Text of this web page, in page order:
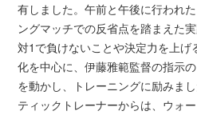
有しました。午前と午後に行われ
ングマッチでの反省点を踏まえた
対1で負けないことや決定力を上
化を中心に、伊藤雅範監督の指示
を動かし、トレーニングに励みま
ティックトレーナーからは、ウォ